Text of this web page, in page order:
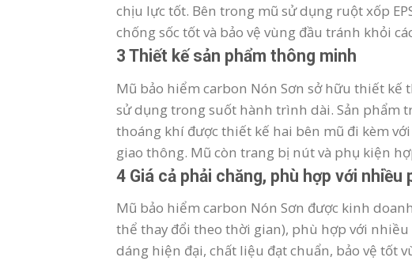
chịu lực tốt. Bên trong mũ sử dụng ruột xốp
chống sốc tốt và bảo vệ vùng đầu tránh khỏi
3 Thiết kế sản phẩm thông minh
Mũ bảo hiểm carbon Nón Sơn sở hữu thiết
sử dụng trong suốt hành trình dài. Sản phẩm
thoáng khí được thiết kế hai bên mũ đi kèm
giao thông. Mũ còn trang bị nút và phụ kiện
4 Giá cả phải chăng, phù hợp với
Mũ bảo hiểm carbon Nón Sơn được kinh
thể thay đổi theo thời gian), phù hợp với
dáng hiện đại, chất liệu đạt chuẩn, bảo vệ tốt